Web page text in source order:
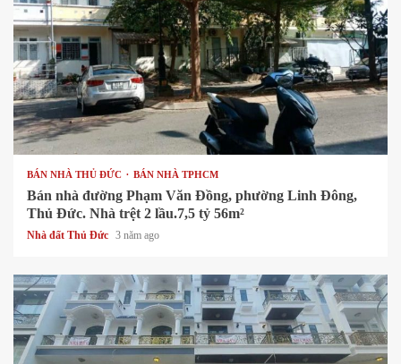
1 min read
BÁN NHÀ THỦ ĐỨC BÁN NHÀ TPHCM
Bán nhà đường Phạm Văn Đồng, phường Linh Đông,
Thủ Đức. Nhà trệt 2 lầu.7,5 tỷ 56m²
Nhà đất Thủ Đức 3 năm ago